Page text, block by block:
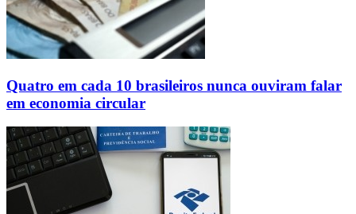
Quatro em cada 10 brasileiros nunca ouviram falar
em economia circular